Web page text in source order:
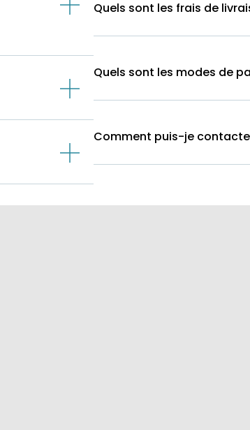
Quels sont les frais de
Quels sont les modes de
Comment puis-je